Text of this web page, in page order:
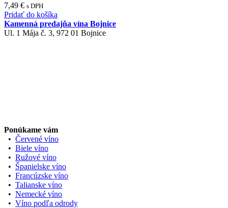
7,49 € s DPH
Pridať do košíka
Kamenná predajňa vína Bojnice
Ul. 1 Mája č. 3, 972 01 Bojnice
Ponúkame vám
• Červené víno
• Biele víno
• Ružové víno
• Španielske víno
• Francúzske víno
• Talianske víno
• Nemecké víno
• Víno podľa odrody